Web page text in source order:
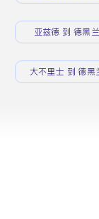
亚兹德 到 德黑兰
大不里士 到 德黑